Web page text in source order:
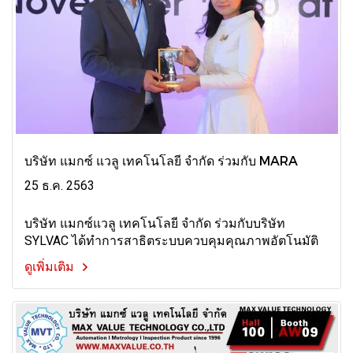
บริษัท แมกซ์ แวลู เทคโนโลยี จำกัด ร่วมกับ MARA
25 ธ.ค. 2563
บริษัท แมกซ์แวลู เทคโนโลยี จำกัด ร่วมกับบริษัท
SYLVAC ได้ทำการสาธิตระบบควบคุมคุณภาพอัตโนมัติ
ดูเพิ่มเติม